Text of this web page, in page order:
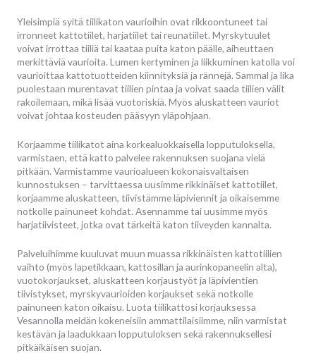
Yleisimpiä syitä tiilikaton vaurioihin ovat rikkoontuneet tai
irronneet kattotiilet, harjatiilet tai reunatiilet. Myrskytuulet
voivat irrottaa tiiliä tai kaataa puita katon päälle, aiheuttaen
merkittäviä vaurioita. Lumen kertyminen ja liikkuminen katolla voi
vaurioittaa kattotuotteiden kiinnityksiä ja rännejä. Sammal ja lika
puolestaan murentavat tiilien pintaa ja voivat saada tiilien välit
rakoilemaan, mikä lisää vuotoriskiä. Myös aluskatteen vauriot
voivat johtaa kosteuden pääsyyn yläpohjaan.
Korjaamme tiilikatot aina korkealuokkaisella lopputuloksella,
varmistaen, että katto palvelee rakennuksen suojana vielä
pitkään. Varmistamme vaurioalueen kokonaisvaltaisen
kunnostuksen – tarvittaessa uusimme rikkinäiset kattotiilet,
korjaamme aluskatteen, tiivistämme läpiviennit ja oikaisemme
notkolle painuneet kohdat. Asennamme tai uusimme myös
harjatiivisteet, jotka ovat tärkeitä katon tiiveyden kannalta.
Palveluihimme kuuluvat muun muassa rikkinäisten kattotiilien
vaihto (myös lapetikkaan, kattosillan ja aurinkopaneelin alta),
vuotokorjaukset, aluskatteen korjaustyöt ja läpivientien
tiivistykset, myrskyvaurioiden korjaukset sekä notkolle
painuneen katon oikaisu. Luota tiilikattosi korjauksessa
Vesannolla meidän kokeneisiin ammattilaisiimme, niin varmistat
kestävän ja laadukkaan lopputuloksen sekä rakennuksellesi
pitkäikäisen suojan.